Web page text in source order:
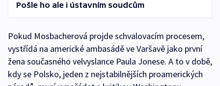
Pošle ho ale i ústavním soudcům
Pokud Mosbacherová projde schvalovacím procesem,
vystřídá na americké ambasádě ve Varšavě jako první
žena současného velvyslance Paula Jonese. A to v době,
kdy se Polsko, jeden z nejstabilnějších proamerických